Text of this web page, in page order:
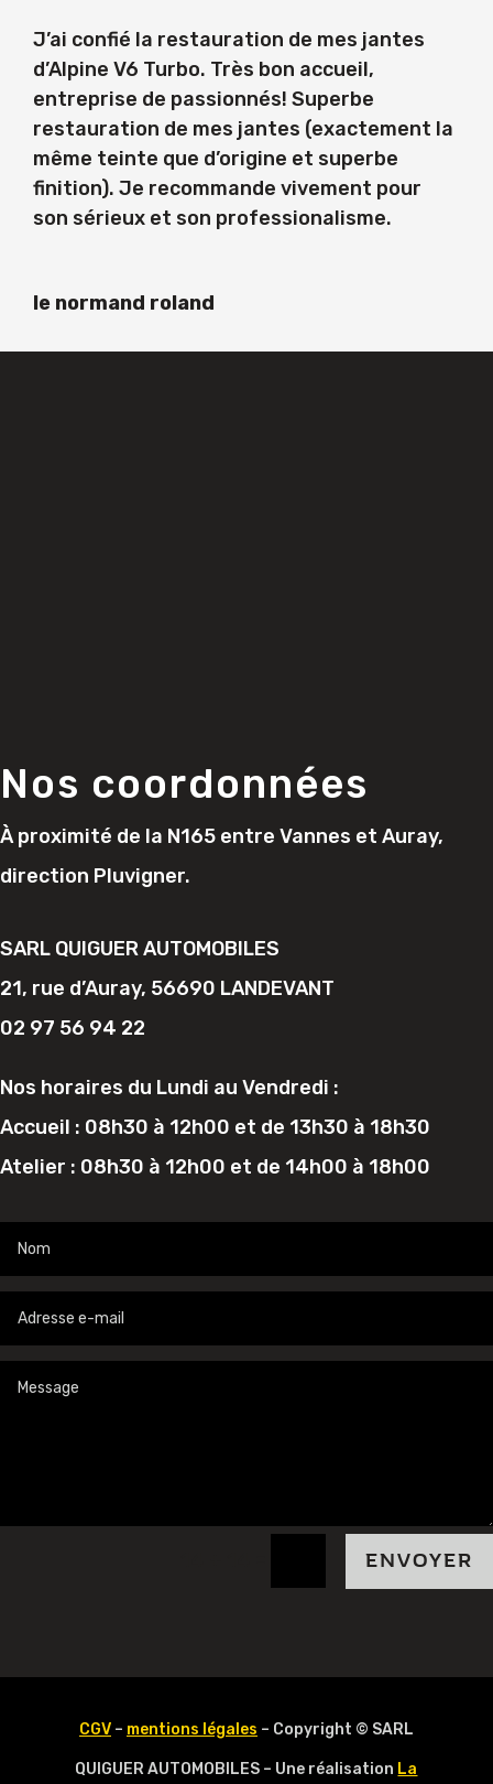
J’ai confié la restauration de mes jantes
d’Alpine V6 Turbo. Très bon accueil,
entreprise de passionnés! Superbe
restauration de mes jantes (exactement la
même teinte que d’origine et superbe
finition). Je recommande vivement pour
son sérieux et son professionalisme.
le normand roland
Nos coordonnées
À proximité de la N165 entre Vannes et Auray,
direction Pluvigner.
SARL QUIGUER AUTOMOBILES
21, rue d’Auray, 56690 LANDEVANT
02 97 56 94 22
Nos horaires du Lundi au Vendredi :
Accueil : 08h30 à 12h00 et de 13h30 à 18h30
Atelier : 08h30 à 12h00 et de 14h00 à 18h00
ENVOYER
CGV– mentions légales – Copyright © SARL
QUIGUER AUTOMOBILES – Une réalisation La